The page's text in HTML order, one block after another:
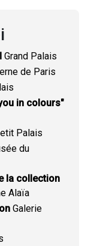
Grand Palais
de Paris
in colours"
Palais
du
la collection
Alaïa
Galerie